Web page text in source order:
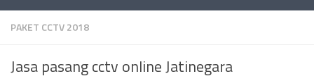
PAKET CCTV 2018
Jasa pasang cctv online Jatinegara